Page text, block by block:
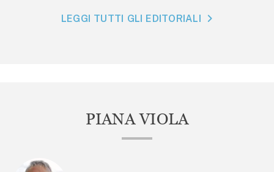
LEGGI TUTTI GLI EDITORIALI
PIANA VIOLA